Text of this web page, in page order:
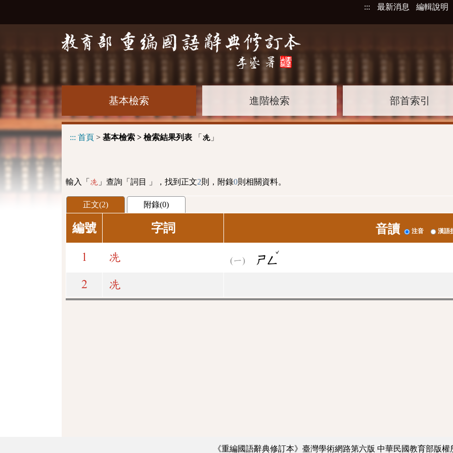
::: 最新消息 編輯說明
基本檢索 進階檢索 部首索引
::: 首頁 > 基本檢索 > 檢索結果列表 「 冼 」
輸入「 冼 」查詢「詞目 」，找到正文2則，附錄0則相關資料。
正文(2) 附錄(0)
編號 字詞 音讀 注音 漢語
1 冼 ㄕㄥ
ˇ
2 冼
《重編國語辭典修訂本》臺灣學術網路第六版 中華民國教育部版權